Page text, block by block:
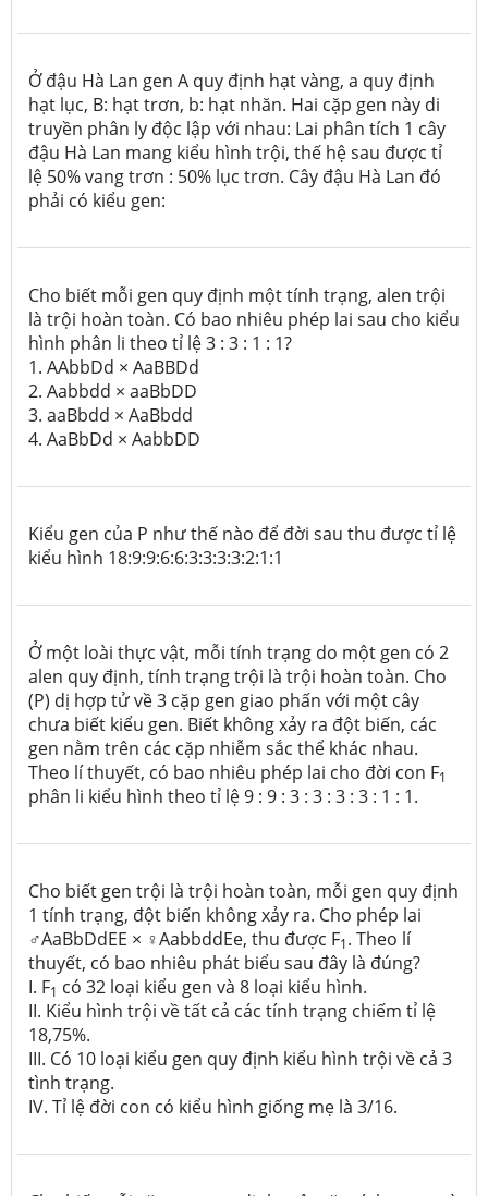
Ở đậu Hà Lan gen A quy định hạt vàng, a quy định
hạt lục, B: hạt trơn, b: hạt nhăn. Hai cặp gen này di
truyền phân ly độc lập với nhau: Lai phân tích 1 cây
đậu Hà Lan mang kiểu hình trội, thế hệ sau được tỉ
lệ 50% vang trơn : 50% lục trơn. Cây đậu Hà Lan đó
phải có kiểu gen:
Cho biết mỗi gen quy định một tính trạng, alen trội
là trội hoàn toàn. Có bao nhiêu phép lai sau cho kiểu
hình phân li theo tỉ lệ 3 : 3 : 1 : 1?
1. AAbbDd × AaBBDd
2. Aabbdd × aaBbDD
3. aaBbdd × AaBbdd
4. AaBbDd × AabbDD
Kiểu gen của P như thế nào để đời sau thu được tỉ lệ
kiểu hình 18:9:9:6:6:3:3:3:3:2:1:1
Ở một loài thực vật, mỗi tính trạng do một gen có 2
alen quy định, tính trạng trội là trội hoàn toàn. Cho
(P) dị hợp tử về 3 cặp gen giao phấn với một cây
chưa biết kiểu gen. Biết không xảy ra đột biến, các
gen nằm trên các cặp nhiễm sắc thể khác nhau.
Theo lí thuyết, có bao nhiêu phép lai cho đời con F1
phân li kiểu hình theo tỉ lệ 9 : 9 : 3 : 3 : 3 : 3 : 1 : 1.
Cho biết gen trội là trội hoàn toàn, mỗi gen quy định
1 tính trạng, đột biến không xảy ra. Cho phép lai
♂AaBbDdEE × ♀AabbddEe, thu được F1. Theo lí
thuyết, có bao nhiêu phát biểu sau đây là đúng?
I. F1 có 32 loại kiểu gen và 8 loại kiểu hình.
II. Kiểu hình trội về tất cả các tính trạng chiếm tỉ lệ
18,75%.
III. Có 10 loại kiểu gen quy định kiểu hình trội về cả 3
tình trạng.
IV. Tỉ lệ đời con có kiểu hình giống mẹ là 3/16.